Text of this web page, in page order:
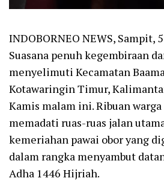
INDOBORNEO NEWS, Sampit,
Suasana penuh kegembiraan
menyelimuti Kecamatan
Kotawaringin Timur,
Kamis malam ini. Ribuan
memadati ruas-ruas jalan
kemeriahan pawai obor yang
dalam rangka menyambut
Adha 1446 Hijriah.